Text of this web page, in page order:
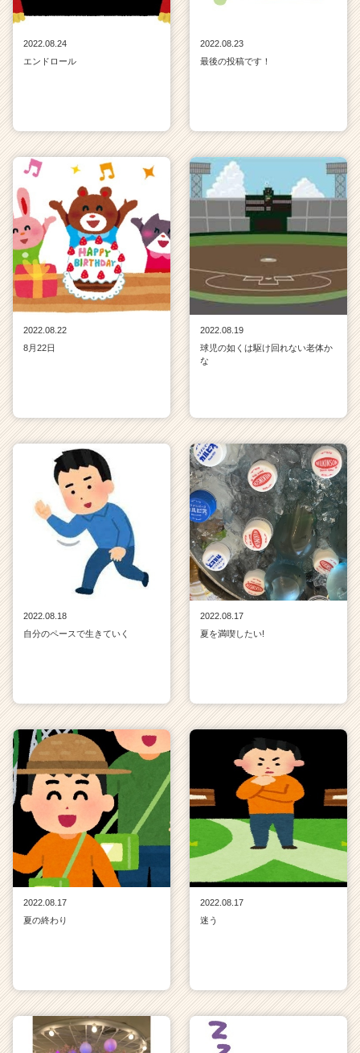
2022.08.24
エンドロール
2022.08.23
最後の投稿です！
2022.08.22
8月22日
2022.08.19
球児の如くは駆け回れない老体か
な
2022.08.18
自分のペースで生きていく
2022.08.17
夏を満喫したい!
2022.08.17
夏の終わり
2022.08.17
迷う